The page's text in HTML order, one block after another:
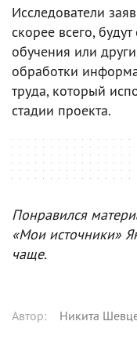
Исследователи
скорее всего,
обучения или
обработки
труда, который
стадии проекта.
Понравился
«Мои источники»
чаще.
Автор: Никита